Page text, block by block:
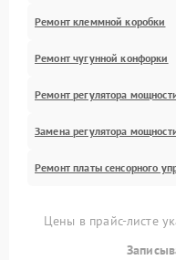
Ремонт клеммной коробки
Ремонт чугунной конфорки
Ремонт регулятора
Замена регулятора
Ремонт платы сенсорного
Цены в прайс-листе